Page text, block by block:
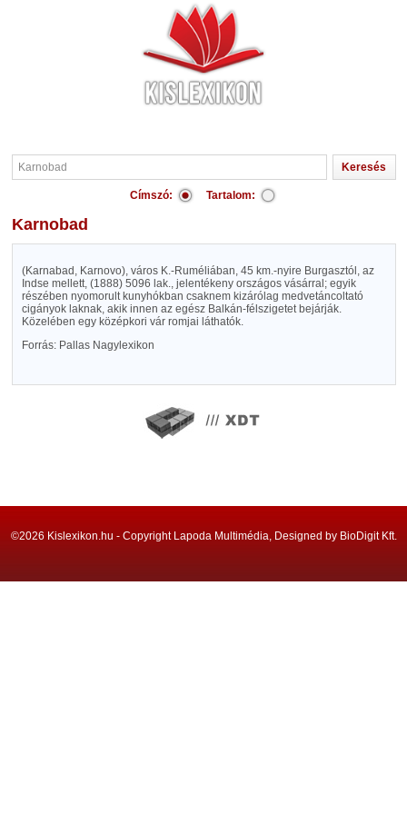
Címszó: Tartalom:
Karnobad
(Karnabad, Karnovo), város K.-Ruméliában, 45 km.-nyire Burgasztól, az
Indse mellett, (1888) 5096 lak., jelentékeny országos vásárral; egyik
részében nyomorult kunyhókban csaknem kizárólag medvetáncoltató
cigányok laknak, akik innen az egész Balkán-félszigetet bejárják.
Közelében egy középkori vár romjai láthatók.
Forrás: Pallas Nagylexikon
©2026 Kislexikon.hu - Copyright Lapoda Multimédia, Designed by BioDigit Kft.